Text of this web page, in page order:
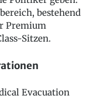
bestehend
Premium
Sitzen.
Evacuation